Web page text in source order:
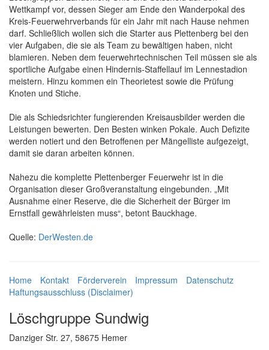
Wettkampf vor, dessen Sieger am Ende den Wanderpokal des
Kreis-Feuerwehrverbands für ein Jahr mit nach Hause nehmen
darf. Schließlich wollen sich die Starter aus Plettenberg bei den
vier Aufgaben, die sie als Team zu bewältigen haben, nicht
blamieren. Neben dem feuerwehrtechnischen Teil müssen sie als
sportliche Aufgabe einen Hindernis-Staffellauf im Lennestadion
meistern. Hinzu kommen ein Theorietest sowie die Prüfung
Knoten und Stiche.
Die als Schiedsrichter fungierenden Kreisausbilder werden die
Leistungen bewerten. Den Besten winken Pokale. Auch Defizite
werden notiert und den Betroffenen per Mängelliste aufgezeigt,
damit sie daran arbeiten können.
Nahezu die komplette Plettenberger Feuerwehr ist in die
Organisation dieser Großveranstaltung eingebunden. „Mit
Ausnahme einer Reserve, die die Sicherheit der Bürger im
Ernstfall gewährleisten muss“, betont Bauckhage.
Quelle: DerWesten.de
Home Kontakt Förderverein Impressum
Datenschutz
Haftungsausschluss (Disclaimer)
Löschgruppe Sundwig
Danziger Str. 27, 58675 Hemer